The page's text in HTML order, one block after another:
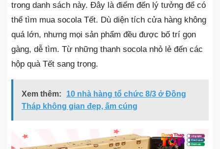
trong danh sách này. Đây là điểm đến lý tưởng để có
thể tìm mua socola Tết. Dù diện tích cửa hàng không
quá lớn, nhưng mọi sản phẩm đều được bố trí gọn
gàng, dễ tìm. Từ những thanh socola nhỏ lẻ đến các
hộp quà Tết sang trọng.
Xem thêm:
10 nhà hàng tổ chức 8/3 ở Đồng
Tháp không gian đẹp, ấm cúng